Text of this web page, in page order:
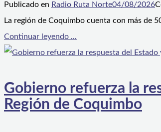
Publicado en Radio Ruta Norte04/08/2026
La región de Coquimbo cuenta con más de
Continuar leyendo ...
Gobierno refuerza la
Región de Coquimbo